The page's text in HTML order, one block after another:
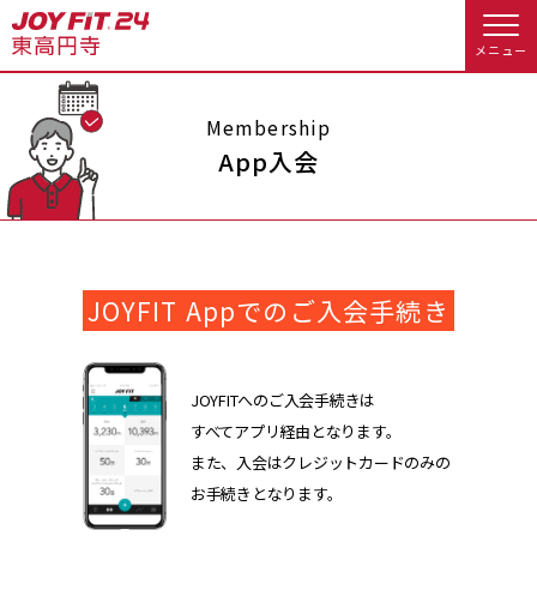
メニュー
店舗トップ
会員様へのお知らせ 予約する
休会お手続き
店舗情報・サービス
よくあるご質問 店舗へのお問い合わせ
入会のお手続きをする
入会するトップ
Appで入会手続き料金・サービス等詳しく見る
入会を悩まれている方へトップ
JOYFIT総合トップ
Membership
App入会
JOYFIT Appでのご入会手続き
JOYFITへのご入会手続きは
すべてアプリ経由となります。
また、入会はクレジットカードのみの
お手続きとなります。